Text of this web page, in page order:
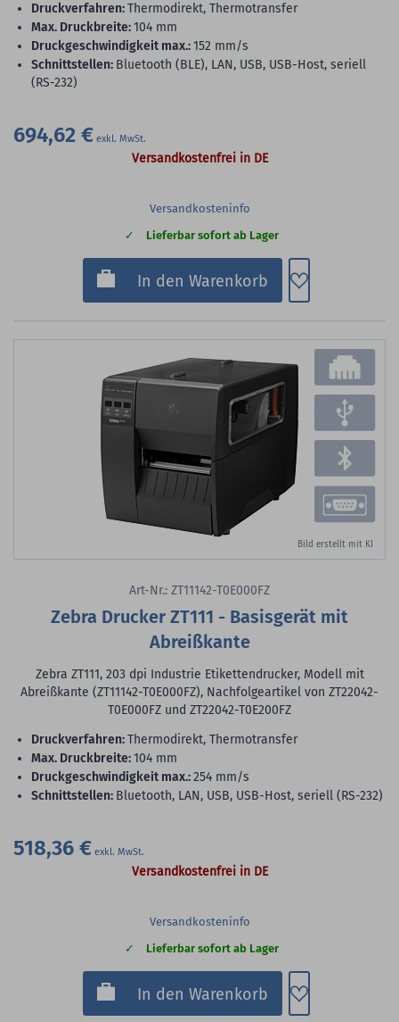
Druckverfahren:Thermodirekt, Thermotransfer
max. Druckbreite:104 mm
Druckgeschwindigkeit max.:152 mm/s
Schnittstellen: Bluetooth (BLE), LAN, USB, USB-Host, seriell
(RS-232)
694,62 €
Versandkostenfrei in DE
Versandkosteninfo
Lieferbar sofort ab Lager
In den Warenkorb Zum
Bild erstellt mit KI
Art-Nr.: ZT11142-T0E000FZ
Zebra Drucker ZT111 - Basisgerät mit
Abreißkante
Zebra ZT111, 203 dpi Industrie Etikettendrucker, Modell mit
Abreißkante (ZT11142-T0E000FZ), Nachfolgeartikel von ZT22042-
T0E000FZ und ZT22042-T0E200FZ
Druckverfahren:Thermodirekt, Thermotransfer
max. Druckbreite:104 mm
Druckgeschwindigkeit max.:254 mm/s
Schnittstellen: Bluetooth, LAN, USB, USB-Host, seriell (RS-232)
518,36 €
Versandkostenfrei in DE
Versandkosteninfo
Lieferbar sofort ab Lager
In den Warenkorb Zum